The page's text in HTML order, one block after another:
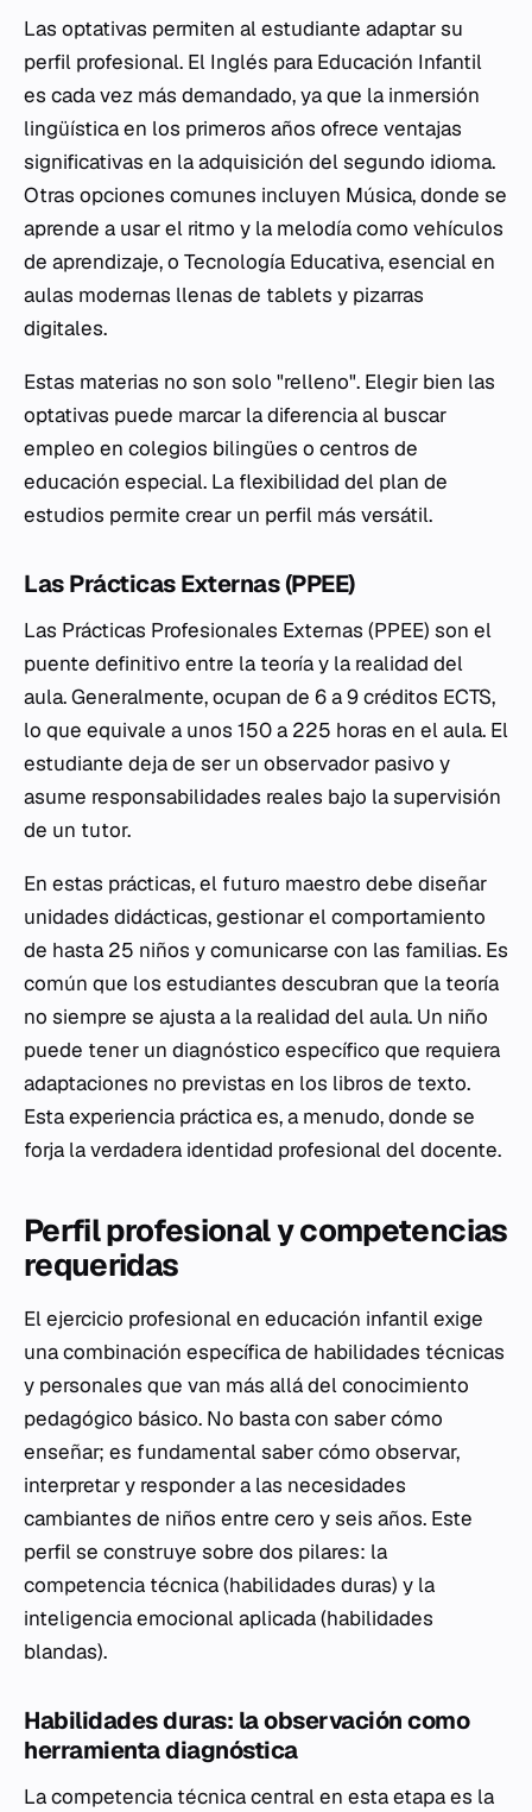
Las optativas permiten al estudiante adaptar su
perfil profesional. El Inglés para Educación Infantil
es cada vez más demandado, ya que la inmersión
lingüística en los primeros años ofrece ventajas
significativas en la adquisición del segundo idioma.
Otras opciones comunes incluyen Música, donde se
aprende a usar el ritmo y la melodía como vehículos
de aprendizaje, o Tecnología Educativa, esencial en
aulas modernas llenas de tablets y pizarras
digitales.
Estas materias no son solo "relleno". Elegir bien las
optativas puede marcar la diferencia al buscar
empleo en colegios bilingües o centros de
educación especial. La flexibilidad del plan de
estudios permite crear un perfil más versátil.
Las Prácticas Externas (PPEE)
Las Prácticas Profesionales Externas (PPEE) son el
puente definitivo entre la teoría y la realidad del
aula. Generalmente, ocupan de 6 a 9 créditos ECTS,
lo que equivale a unos 150 a 225 horas en el aula. El
estudiante deja de ser un observador pasivo y
asume responsabilidades reales bajo la supervisión
de un tutor.
En estas prácticas, el futuro maestro debe diseñar
unidades didácticas, gestionar el comportamiento
de hasta 25 niños y comunicarse con las familias. Es
común que los estudiantes descubran que la teoría
no siempre se ajusta a la realidad del aula. Un niño
puede tener un diagnóstico específico que requiera
adaptaciones no previstas en los libros de texto.
Esta experiencia práctica es, a menudo, donde se
forja la verdadera identidad profesional del docente.
Perfil profesional y competencias
requeridas
El ejercicio profesional en educación infantil exige
una combinación específica de habilidades técnicas
y personales que van más allá del conocimiento
pedagógico básico. No basta con saber cómo
enseñar; es fundamental saber cómo observar,
interpretar y responder a las necesidades
cambiantes de niños entre cero y seis años. Este
perfil se construye sobre dos pilares: la
competencia técnica (habilidades duras) y la
inteligencia emocional aplicada (habilidades
blandas).
Habilidades duras: la observación como
herramienta diagnóstica
La competencia técnica central en esta etapa es la